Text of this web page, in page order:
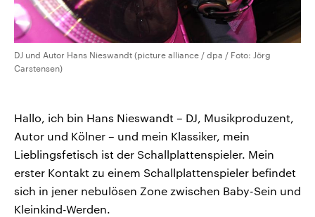
DJ und Autor Hans Nieswandt (picture alliance / dpa / Foto: Jörg
Carstensen)
Hallo, ich bin Hans Nieswandt – DJ, Musikproduzent,
Autor und Kölner – und mein Klassiker, mein
Lieblingsfetisch ist der Schallplattenspieler. Mein
erster Kontakt zu einem Schallplattenspieler befindet
sich in jener nebulösen Zone zwischen Baby-Sein und
Kleinkind-Werden.